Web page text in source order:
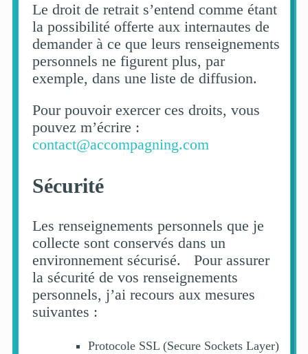
Le droit de retrait s’entend comme étant
la possibilité offerte aux internautes de
demander à ce que leurs renseignements
personnels ne figurent plus, par
exemple, dans une liste de diffusion.
Pour pouvoir exercer ces droits, vous
pouvez m’écrire :
contact@accompagning.com
Sécurité
Les renseignements personnels que je
collecte sont conservés dans un
environnement sécurisé. Pour assurer
la sécurité de vos renseignements
personnels, j’ai recours aux mesures
suivantes :
Protocole SSL (Secure Sockets Layer)